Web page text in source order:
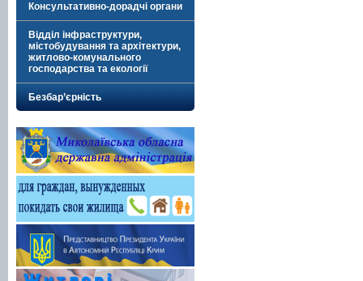
Консультативно-дорадчі органи
Відділ інфраструктури,
містобудування та архітектури,
житлово-комунального
господарства та екології
Безбар’єрність